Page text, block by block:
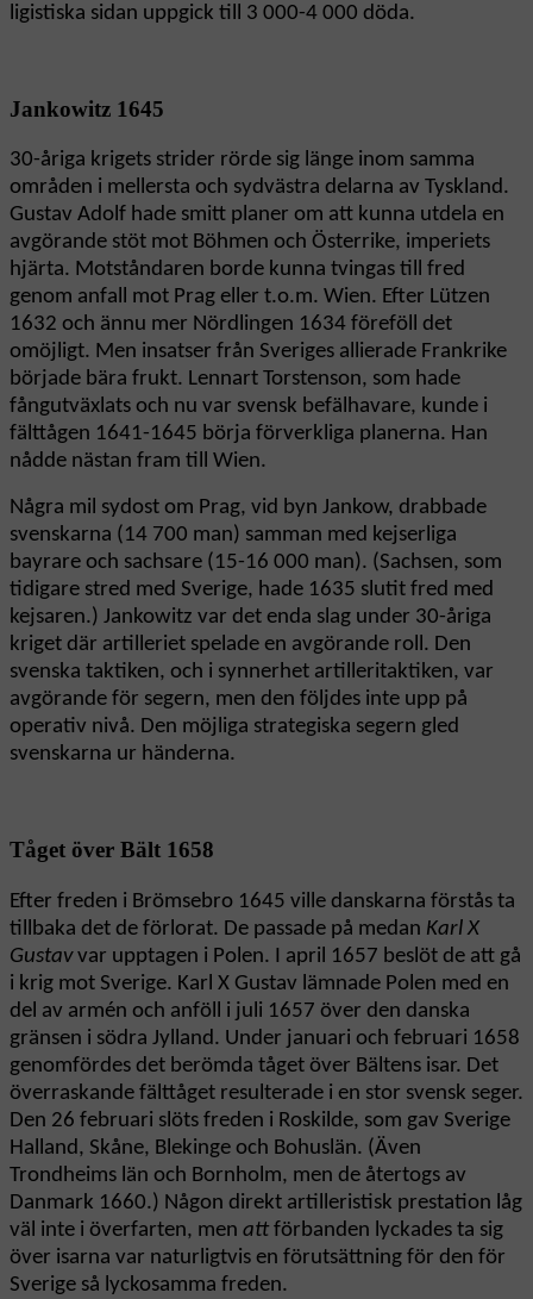
ligistiska sidan uppgick till 3 000-4 000 döda.
Jankowitz 1645
30-åriga krigets strider rörde sig länge inom samma
områden i mellersta och sydvästra delarna av Tyskland.
Gustav Adolf hade smitt planer om att kunna utdela en
avgörande stöt mot Böhmen och Österrike, imperiets
hjärta. Motståndaren borde kunna tvingas till fred
genom anfall mot Prag eller t.o.m. Wien. Efter Lützen
1632 och ännu mer Nördlingen 1634 föreföll det
omöjligt. Men insatser från Sveriges allierade Frankrike
började bära frukt. Lennart Torstenson, som hade
fångutväxlats och nu var svensk befälhavare, kunde i
fälttågen 1641-1645 börja förverkliga planerna. Han
nådde nästan fram till Wien.
Några mil sydost om Prag, vid byn Jankow, drabbade
svenskarna (14 700 man) samman med kejserliga
bayrare och sachsare (15-16 000 man). (Sachsen, som
tidigare stred med Sverige, hade 1635 slutit fred med
kejsaren.) Jankowitz var det enda slag under 30-åriga
kriget där artilleriet spelade en avgörande roll. Den
svenska taktiken, och i synnerhet artilleritaktiken, var
avgörande för segern, men den följdes inte upp på
operativ nivå. Den möjliga strategiska segern gled
svenskarna ur händerna.
Tåget över Bält 1658
Efter freden i Brömsebro 1645 ville danskarna förstås ta
tillbaka det de förlorat. De passade på medan Karl X
Gustavvar upptagen i Polen. I april 1657 beslöt de att gå
i krig mot Sverige. Karl X Gustav lämnade Polen med en
del av armén och anföll i juli 1657 över den danska
gränsen i södra Jylland. Under januari och februari 1658
genomfördes det berömda tåget över Bältens isar. Det
överraskande fälttåget resulterade i en stor svensk seger.
Den 26 februari slöts freden i Roskilde, som gav Sverige
Halland, Skåne, Blekinge och Bohuslän. (Även
Trondheims län och Bornholm, men de återtogs av
Danmark 1660.) Någon direkt artilleristisk prestation låg
väl inte i överfarten, men att förbanden lyckades ta sig
över isarna var naturligtvis en förutsättning för den för
Sverige så lyckosamma freden.